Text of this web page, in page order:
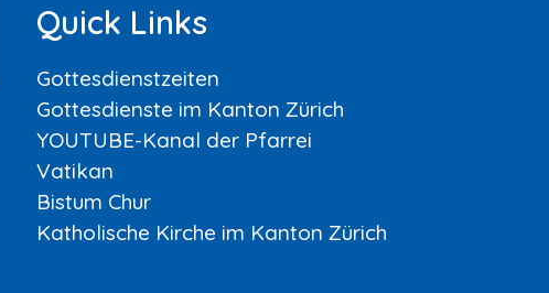
Quick Links
Gottesdienstzeiten
Gottesdienste im Kanton Zürich
YOUTUBE-Kanal der Pfarrei
Vatikan
Bistum Chur
Katholische Kirche im Kanton Zürich